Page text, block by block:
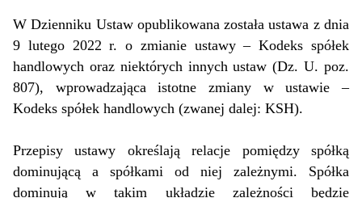
W Dzienniku Ustaw opublikowana została ustawa z dnia
9 lutego 2022 r. o zmianie ustawy – Kodeks spółek
handlowych oraz niektórych innych ustaw (Dz. U. poz.
807), wprowadzająca istotne zmiany w ustawie –
Kodeks spółek handlowych (zwanej dalej: KSH).
Przepisy ustawy określają relacje pomiędzy spółką
dominującą a spółkami od niej zależnymi. Spółka
dominują w takim układzie zależności będzie